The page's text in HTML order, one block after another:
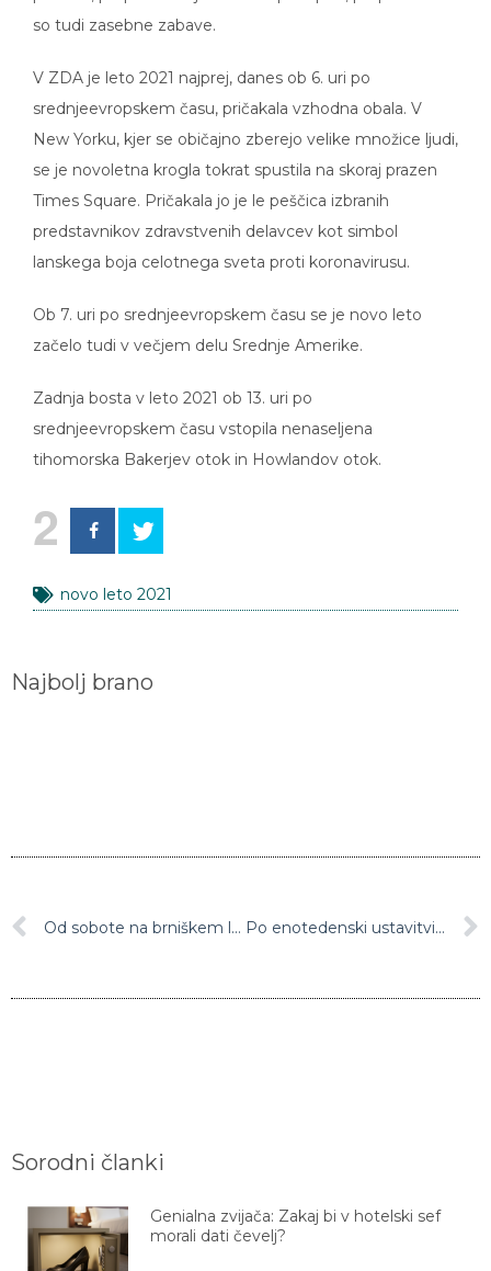
so tudi zasebne zabave.
V ZDA je leto 2021 najprej, danes ob 6. uri po
srednjeevropskem času, pričakala vzhodna obala. V
New Yorku, kjer se običajno zberejo velike množice ljudi,
se je novoletna krogla tokrat spustila na skoraj prazen
Times Square. Pričakala jo je le peščica izbranih
predstavnikov zdravstvenih delavcev kot simbol
lanskega boja celotnega sveta proti koronavirusu.
Ob 7. uri po srednjeevropskem času se je novo leto
začelo tudi v večjem delu Srednje Amerike.
Zadnja bosta v leto 2021 ob 13. uri po
srednjeevropskem času vstopila nenaseljena
tihomorska Bakerjev otok in Howlandov otok.
2
novo leto 2021
Najbolj brano
Od sobote na brniškem letališču in nekaterih prehodih s Hrvaško testiranje s hitrimi testi Po enotedenski ustavitvi lahko smučišča danes spet zaženejo naprave
Sorodni članki
Genialna zvijača: Zakaj bi v hotelski sef
morali dati čevelj?